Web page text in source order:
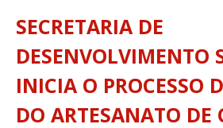
SECRETARIA DE
DESENVOLVIMENTO
INICIA O PROCESSO
DO ARTESANATO DE